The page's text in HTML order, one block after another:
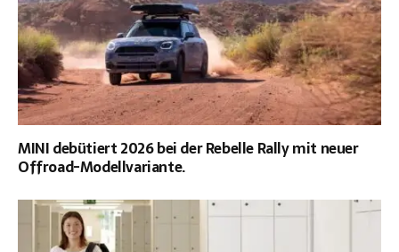
MINI debütiert 2026 bei der Rebelle Rally mit neuer
Offroad-Modellvariante.